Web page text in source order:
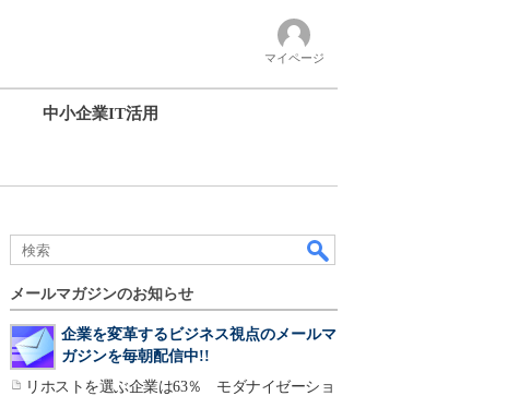
マイページ
中小企業IT活用
メールマガジンのお知らせ
企業を変革するビジネス視点のメールマ
ガジンを毎朝配信中!!
リホストを選ぶ企業は63％ モダナイゼーショ